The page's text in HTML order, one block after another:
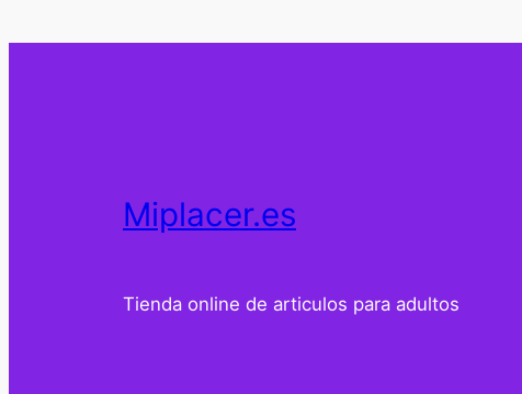
Miplacer.es
Tienda online de articulos para adultos